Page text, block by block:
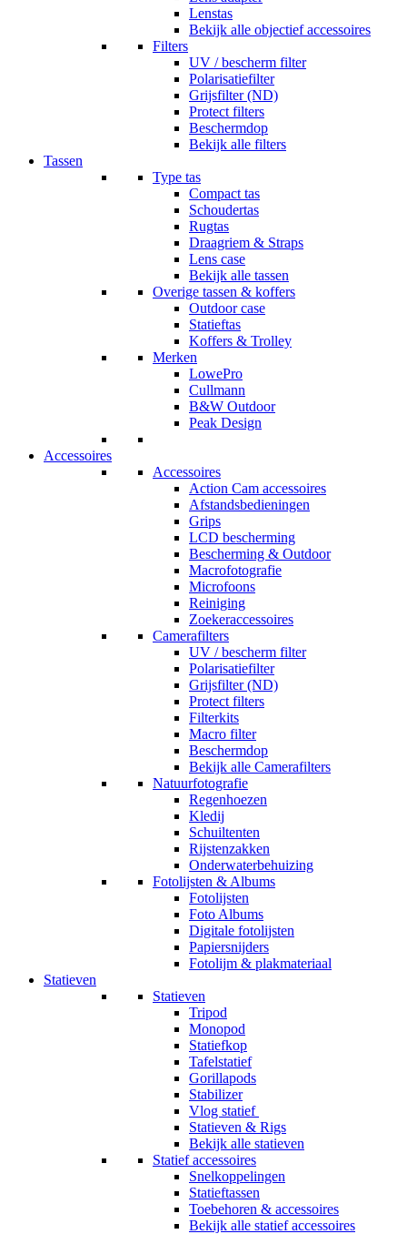
Lenstas
Bekijk alle objectief accessoires
Filters
UV / bescherm filter
Polarisatiefilter
Grijsfilter (ND)
Protect filters
Beschermdop
Bekijk alle filters
Tassen
Type tas
Compact tas
Schoudertas
Rugtas
Draagriem & Straps
Lens case
Bekijk alle tassen
Overige tassen & koffers
Outdoor case
Statieftas
Koffers & Trolley
Merken
LowePro
Cullmann
B&W Outdoor
Peak Design
Accessoires
Accessoires
Action Cam accessoires
Afstandsbedieningen
Grips
LCD bescherming
Bescherming & Outdoor
Macrofotografie
Microfoons
Reiniging
Zoekeraccessoires
Camerafilters
UV / bescherm filter
Polarisatiefilter
Grijsfilter (ND)
Protect filters
Filterkits
Macro filter
Beschermdop
Bekijk alle Camerafilters
Natuurfotografie
Regenhoezen
Kledij
Schuiltenten
Rijstenzakken
Onderwaterbehuizing
Fotolijsten & Albums
Fotolijsten
Foto Albums
Digitale fotolijsten
Papiersnijders
Fotolijm & plakmateriaal
Statieven
Statieven
Tripod
Monopod
Statiefkop
Tafelstatief
Gorillapods
Stabilizer
Vlog statief
Statieven & Rigs
Bekijk alle statieven
Statief accessoires
Snelkoppelingen
Statieftassen
Toebehoren & accessoires
Bekijk alle statief accessoires